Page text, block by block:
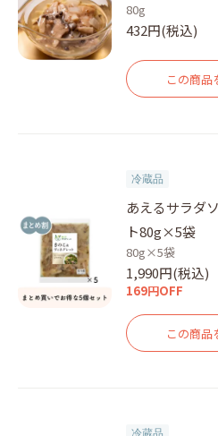
80g
432円(税込)
この商品
冷蔵品
あえるサラダ
ト80g×5袋
80g×5袋
1,990円(税込)
169円OFF
この商品
冷蔵品